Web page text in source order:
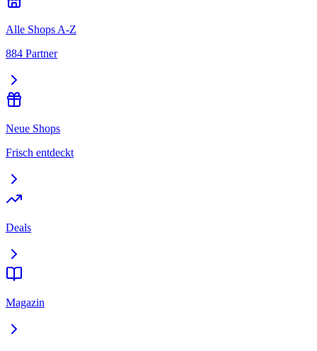
Alle Shops A-Z
884 Partner
Neue Shops
Frisch entdeckt
Deals
Magazin